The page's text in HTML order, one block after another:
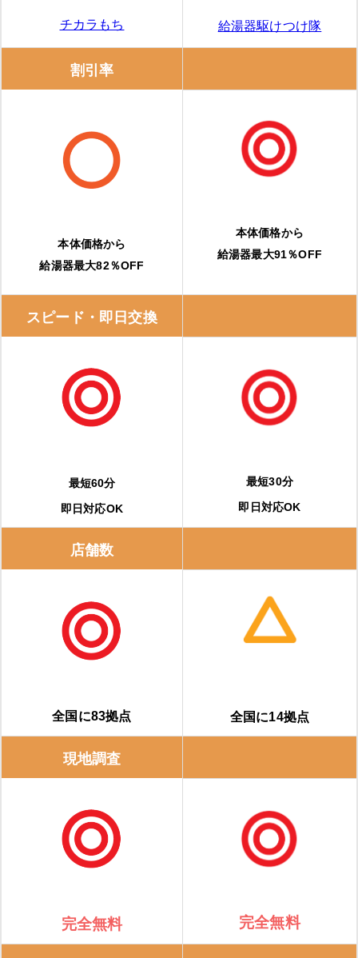
チカラもち 給湯器駆けつけ隊
割引率
本体価格から
給湯器最大82％OFF
本体価格から
給湯器最大91％OFF
スピード・即日交換
最短60分
即日対応OK
最短30分
即日対応OK
店舗数
全国に83拠点 全国に14拠点
現地調査
完全無料 完全無料